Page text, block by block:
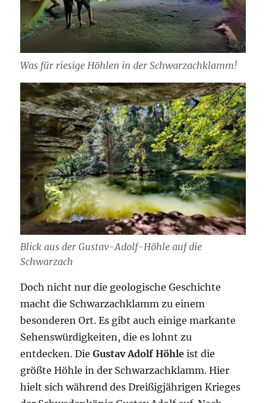
Was für riesige Höhlen in der Schwarzachklamm!
Blick aus der Gustav-Adolf-Höhle auf die
Schwarzach
Doch nicht nur die geologische Geschichte
macht die Schwarzachklamm zu einem
besonderen Ort. Es gibt auch einige markante
Sehenswürdigkeiten, die es lohnt zu
entdecken. DieGustav Adolf Höhleist die
größte Höhle in der Schwarzachklamm. Hier
hielt sich während des Dreißigjährigen Krieges